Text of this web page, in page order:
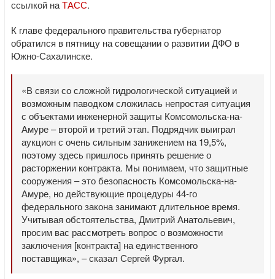
ссылкой наТАСС.
К главе федерального правительства губернатор
обратился в пятницу на совещании о развитии ДФО в
Южно-Сахалинске.
«В связи со сложной гидрологической ситуацией и
возможным паводком сложилась непростая ситуация
с объектами инженерной защиты Комсомольска-на-
Амуре – второй и третий этап. Подрядчик выиграл
аукцион с очень сильным занижением на 19,5%,
поэтому здесь пришлось принять решение о
расторжении контракта. Мы понимаем, что защитные
сооружения – это безопасность Комсомольска-на-
Амуре, но действующие процедуры 44-го
федерального закона занимают длительное время.
Учитывая обстоятельства, Дмитрий Анатольевич,
просим вас рассмотреть вопрос о возможности
заключения [контракта] на единственного
поставщика», – сказал Сергей Фургал.